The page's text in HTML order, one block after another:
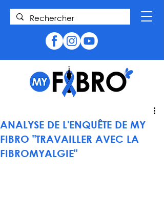
ANALYSE DE L'ENQUÊTE DE MY
FIBRO "TRAVAILLER AVEC LA
FIBROMYALGIE"